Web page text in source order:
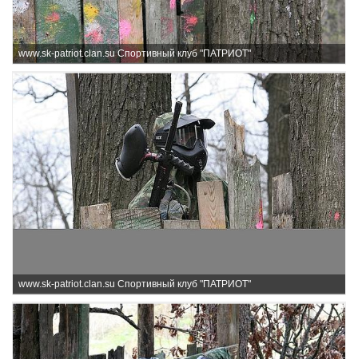
www.sk-patriot.clan.su Спортивный клуб "ПАТРИОТ"
www.sk-patriot.clan.su Спортивный клуб "ПАТРИОТ"